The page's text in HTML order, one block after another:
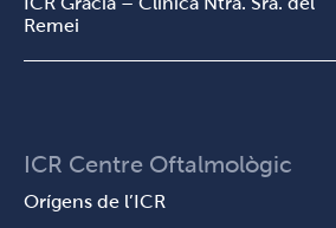
Remei
ICR Centre Oftalmològic
Orígens de l’ICR